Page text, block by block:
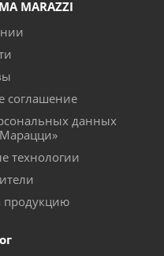
MARAZZI
соглашение
данных
технологии
продукцию